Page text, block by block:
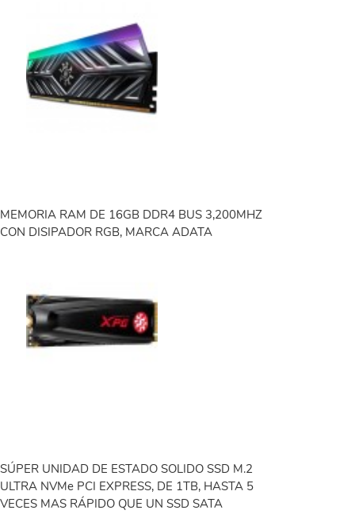
MEMORIA RAM DE 16GB DDR4 BUS 3,200MHZ
CON DISIPADOR RGB, MARCA ADATA
SÚPER UNIDAD DE ESTADO SOLIDO SSD M.2
ULTRA NVMe PCI EXPRESS, DE 1TB, HASTA 5
VECES MAS RÁPIDO QUE UN SSD SATA